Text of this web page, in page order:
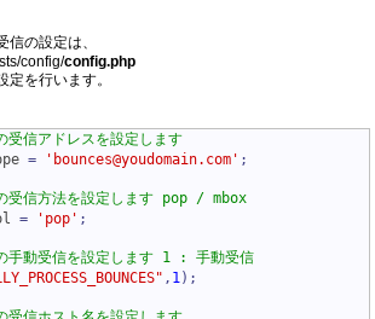
信の設定は、
config/config.php
定を行います。
= 'bounces@youdomain.com' ;
= 'pop' ;
, 1) ;